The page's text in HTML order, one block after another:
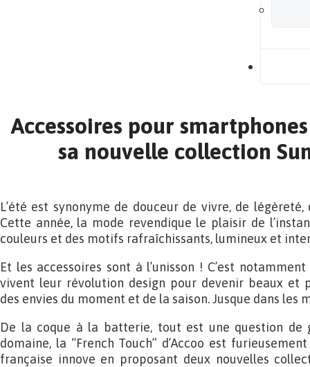
Accessoires pour
sa nouvelle collection
L’été est synonyme de douceur de vivre, de
Cette année, la mode revendique le plaisir de
couleurs et des motifs rafraîchissants, lumineux et
Et les accessoires sont à l’unisson ! C’est
vivent leur révolution design pour devenir beaux et
des envies du moment et de la saison. Jusque dans les
De la coque à la batterie, tout est une question de
domaine, la “French Touch” d’Accoo est
française innove en proposant deux nouvelles